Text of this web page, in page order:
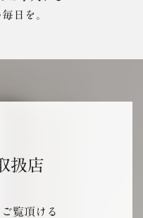
日を。
扱店
覧頂ける